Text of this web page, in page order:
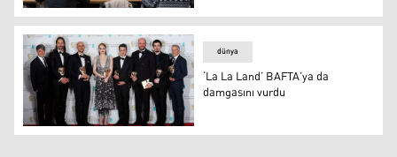
İsviçre televizyon ve radyo vergisine ‘evet’ dedi
‘La La Land’ BAFTA’ya da damgasını vurdu
dünya
‘La La Land’ BAFTA’ya da
damgasını vurdu